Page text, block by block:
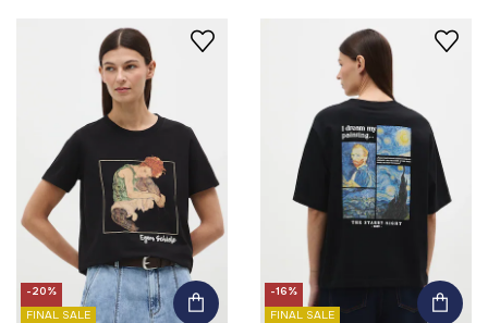
-20%
FINAL SALE
-16%
FINAL SALE